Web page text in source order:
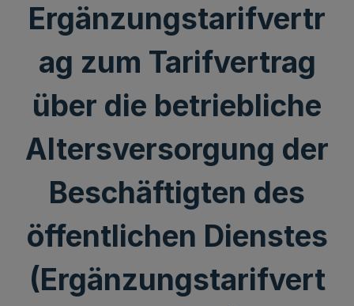
Ergänzungstarifvertr
ag zum Tarifvertrag
über die betriebliche
Altersversorgung der
Beschäftigten des
öffentlichen Dienstes
(Ergänzungstarifvert